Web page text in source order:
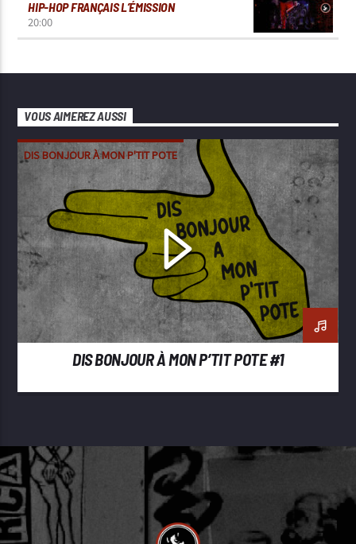
HIP-HOP FRANÇAIS L’ÉMISSION
20:00
VOUS AIMEREZ AUSSI
DIS BONJOUR À MON P'TIT POTE
DIS BONJOUR À MON P’TIT POTE #1